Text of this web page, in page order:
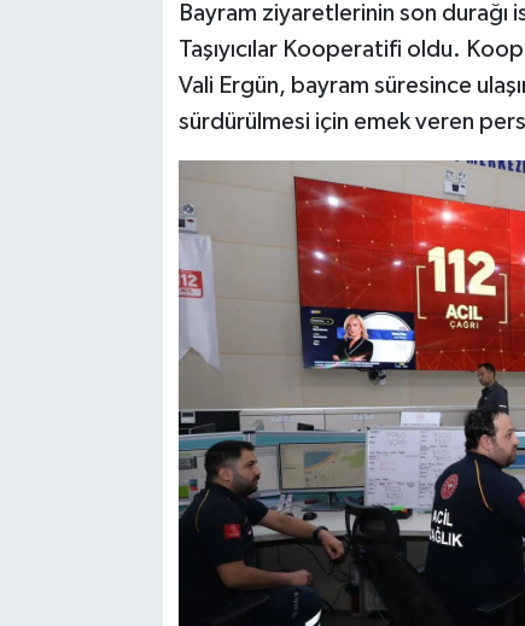
Bayram ziyaretlerinin son
Taşıyıcılar Kooperatifi oldu.
Vali Ergün, bayram süresince
sürdürülmesi için emek veren